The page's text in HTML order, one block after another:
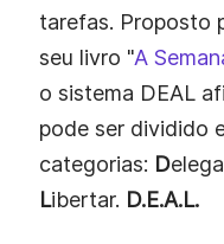
tarefas. Proposto
seu livro "A
o sistema DEAL
pode ser dividido
categorias: D
Libertar. D.E.A.L.